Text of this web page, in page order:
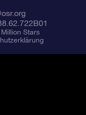
Stars